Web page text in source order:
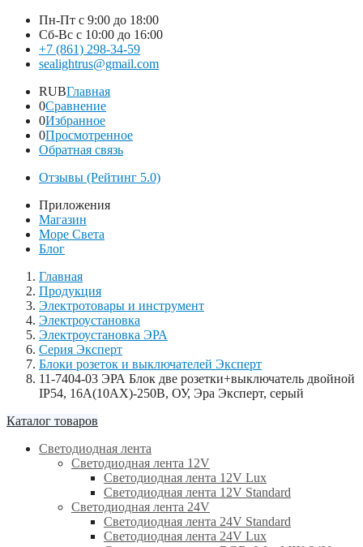
Пн-Пт с 9:00 до 18:00
Сб-Вс с 10:00 до 16:00
+7 (861) 298-34-59
sealightrus@gmail.com
RUBГлавная
0Сравнение
0Избранное
0Просмотренное
Обратная связь
Отзывы (Рейтинг 5.0)
Приложения
Магазин
Море Света
Блог
Главная
Продукция
Электротовары и инструмент
Электроустановка
Электроустановка ЭРА
Серия Эксперт
Блоки розеток и выключателей Эксперт
11-7404-03 ЭРА Блок две розетки+выключатель двойной
IP54, 16A(10AX)-250В, ОУ, Эра Эксперт, серый
Каталог товаров
Светодиодная лента
Светодиодная лента 12V
Светодиодная лента 12V Lux
Светодиодная лента 12V Standard
Светодиодная лента 24V
Светодиодная лента 24V Standard
Светодиодная лента 24V Lux